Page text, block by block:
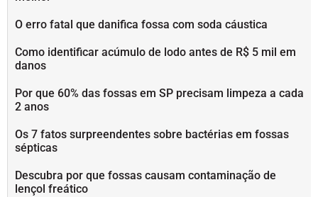
O erro fatal que danifica fossa com soda cáustica
Como identificar acúmulo de lodo antes de R$ 5 mil em
danos
Por que 60% das fossas em SP precisam limpeza a cada
2 anos
Os 7 fatos surpreendentes sobre bactérias em fossas
sépticas
Descubra por que fossas causam contaminação de
lençol freático